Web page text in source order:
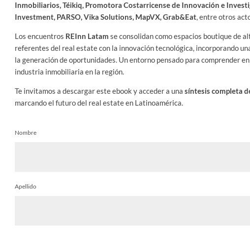
Inmobiliarios, Téikiq, Promotora Costarricense de Innovación e
Investment, PARSO, Vika Solutions, MapVX, Grab&Eat, entre otros
Los encuentros REInn Latam se consolidan como espacios boutique de
referentes del real estate con la innovación tecnológica, incorporando
la generación de oportunidades. Un entorno pensado para comprender
industria inmobiliaria en la región.
Te invitamos a descargar este ebook y acceder a una síntesis completa
marcando el futuro del real estate en Latinoamérica.
Nombre
Apellido